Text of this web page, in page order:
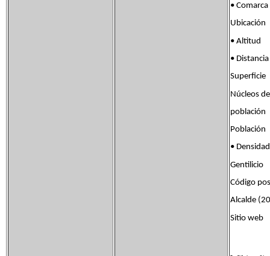
•
Ubicación
•
•
Núcleos de
•
Código
Alcalde
Sitio